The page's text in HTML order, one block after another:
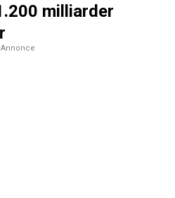
milliarder
Annonce